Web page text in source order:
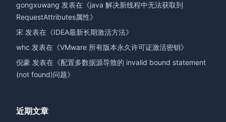
gongxuwang 发表在《java 解决新线程中无法获取到
RequestAttributes属性》
宋 发表在《IDEA最新长期激活方法》
whc 发表在《VMware 所有版本永久许可证激活密钥》
倪豪 发表在《配置多数据源导致的 invalid bound statement
(not found)问题》
近期文章